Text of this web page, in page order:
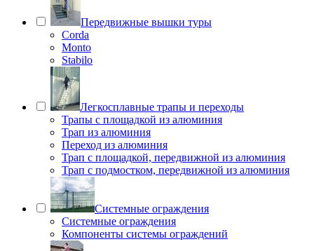
Передвижные вышки туры
Corda
Monto
Stabilo
Легкосплавные трапы и переходы
Трапы с площадкой из алюминия
Трап из алюминия
Переход из алюминия
Трап с площадкой, передвижной из алюминия
Трап с подмостком, передвижной из алюминия
Системные ограждения
Системные ограждения
Компоненты системы ограждений